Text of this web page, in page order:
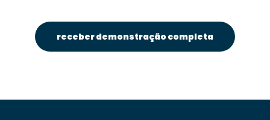
receber demonstração completa